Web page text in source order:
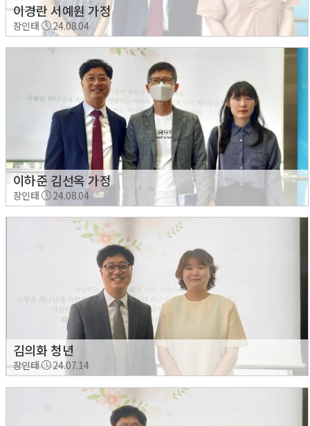
이경란 서예원 가정
장인태 24.08.04
이하준 김선옥 가정
장인태 24.08.04
김의화 청년
장인태 24.07.14